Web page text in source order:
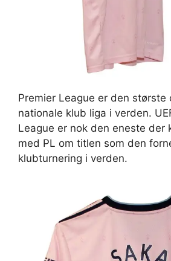
Premier League er den største
nationale klub liga i verden.
League er nok den eneste der
med PL om titlen som den
klubturnering i verden.